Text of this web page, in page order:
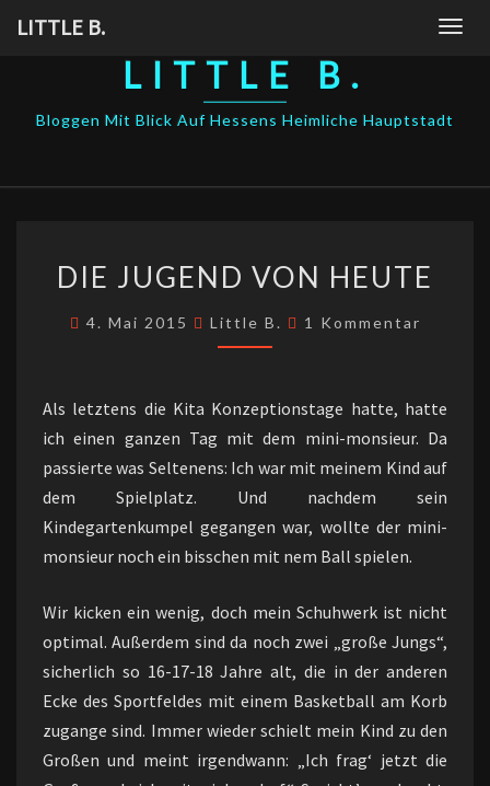
LITTLE B.
LITTLE B.
Bloggen Mit Blick Auf Hessens Heimliche Hauptstadt
JUGEND
HEUTE
DIE JUGEND VON HEUTE
4. Mai 2015 Little B. Kommentare
1 Kommentar
Als letztens die Kita Konzeptionstage hatte, hatte
ich einen ganzen Tag mit dem mini-monsieur. Da
passierte was Seltenens: Ich war mit meinem Kind auf
dem Spielplatz. Und nachdem sein
Kindegartenkumpel gegangen war, wollte der mini-
monsieur noch ein bisschen mit nem Ball spielen.
Wir kicken ein wenig, doch mein Schuhwerk ist nicht
optimal. Außerdem sind da noch zwei „große Jungs“,
sicherlich so 16-17-18 Jahre alt, die in der anderen
Ecke des Sportfeldes mit einem Basketball am Korb
zugange sind. Immer wieder schielt mein Kind zu den
Großen und meint irgendwann: „Ich frag‘ jetzt die